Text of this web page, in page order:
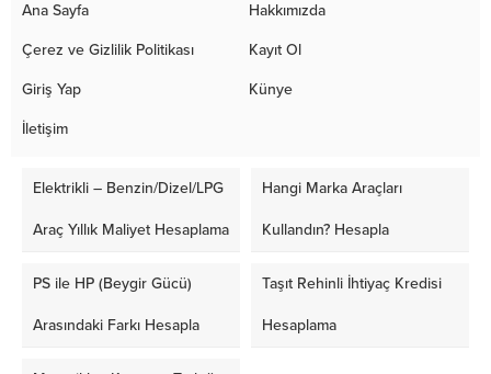
Ana Sayfa Hakkımızda
Çerez ve Gizlilik Politikası Kayıt Ol
Giriş Yap Künye
İletişim
Elektrikli – Benzin/Dizel/LPG
Araç Yıllık Maliyet Hesaplama
Hangi Marka Araçları
Kullandın? Hesapla
PS ile HP (Beygir Gücü)
Arasındaki Farkı Hesapla
Taşıt Rehinli İhtiyaç Kredisi
Hesaplama